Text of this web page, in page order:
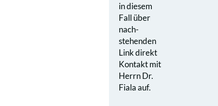
in diesem
Fall über
nach­
stehenden
Link direkt
Kontakt mit
Herrn Dr.
Fiala auf.